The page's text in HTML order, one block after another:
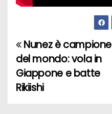
N
a
v
Nunez è campione
del mondo: vola in
Giappone e batte
Rikiishi